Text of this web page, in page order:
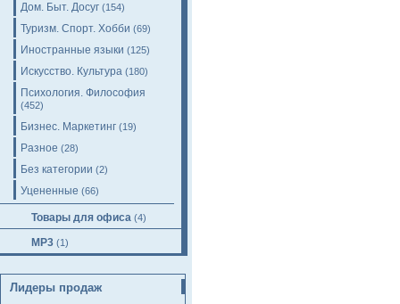
Дом. Быт. Досуг (154)
Туризм. Спорт. Хобби (69)
Иностранные языки (125)
Искусство. Культура (180)
Психология. Философия
(452)
Бизнес. Маркетинг (19)
Разное (28)
Без категории (2)
Уцененные (66)
Товары для офиса (4)
MP3 (1)
Лидеры продаж